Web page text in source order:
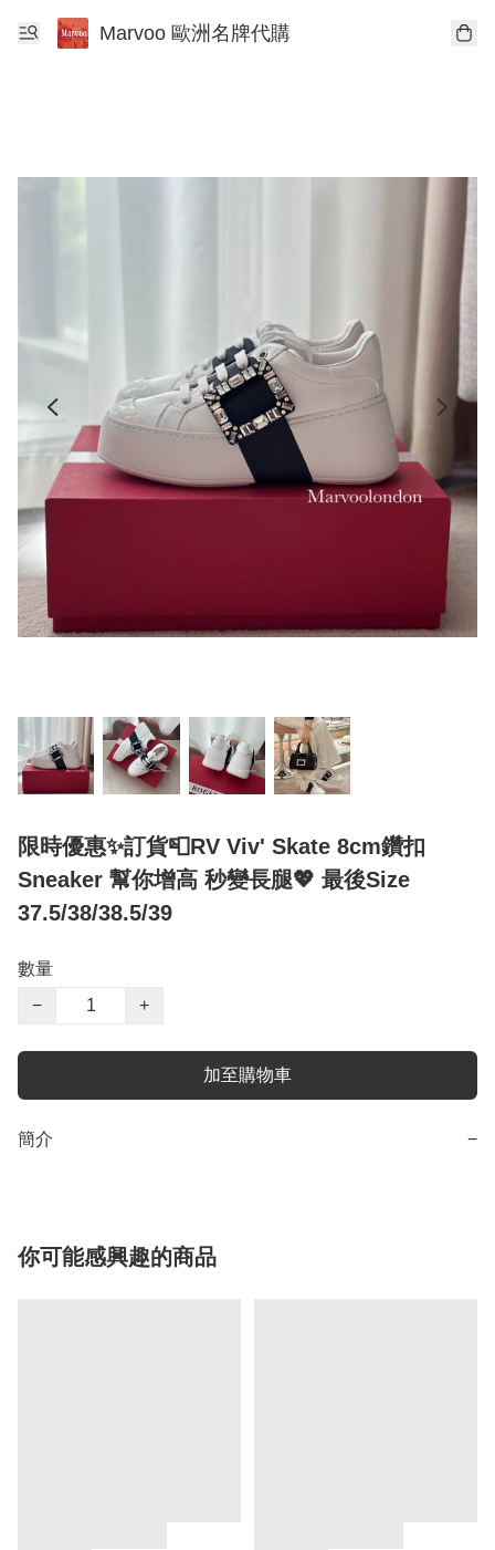
Marvoo 歐洲名牌代購
限時優惠✨訂貨📮RV Viv' Skate 8cm鑽扣
Sneaker 幫你增高 秒變長腿💖 最後Size
37.5/38/38.5/39
數量
−
+
加至購物車
簡介 −
你可能感興趣的商品